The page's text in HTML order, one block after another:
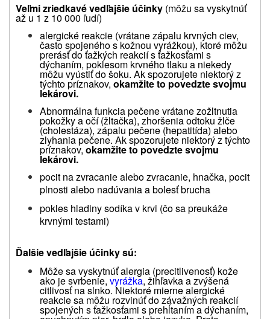
Veľmi zriedkavé vedľajšie účinky (môžu sa vyskytnúť
až u 1 z 10 000 ľudí)
alergické reakcie (vrátane zápalu krvných ciev,
často spojeného s kožnou vyrážkou), ktoré môžu
prerásť do ťažkých reakcií s ťažkosťami s
dýchaním, poklesom krvného tlaku a niekedy
môžu vyústiť do šoku. Ak spozorujete niektorý z
týchto príznakov, okamžite to povedzte svojmu
lekárovi.
Abnormálna funkcia pečene vrátane zožltnutia
pokožky a očí (žltačka), zhoršenia odtoku žlče
(cholestáza), zápalu pečene (hepatitída) alebo
zlyhania pečene. Ak spozorujete niektorý z týchto
príznakov, okamžite to povedzte svojmu
lekárovi.
pocit na zvracanie alebo zvracanie, hnačka, pocit
plnosti alebo nadúvania a bolesť brucha
pokles hladiny sodíka v krvi (čo sa preukáže
krvnými testami)
Ďalšie vedľajšie účinky sú:
Môže sa vyskytnúť alergia (precitlivenosť) kože
ako je svrbenie, vyrážka, žihľavka a zvýšená
citlivosť na slnko. Niektoré mierne alergické
reakcie sa môžu rozvinúť do závažných reakcií
spojených s ťažkosťami s prehĺtaním a dýchaním,